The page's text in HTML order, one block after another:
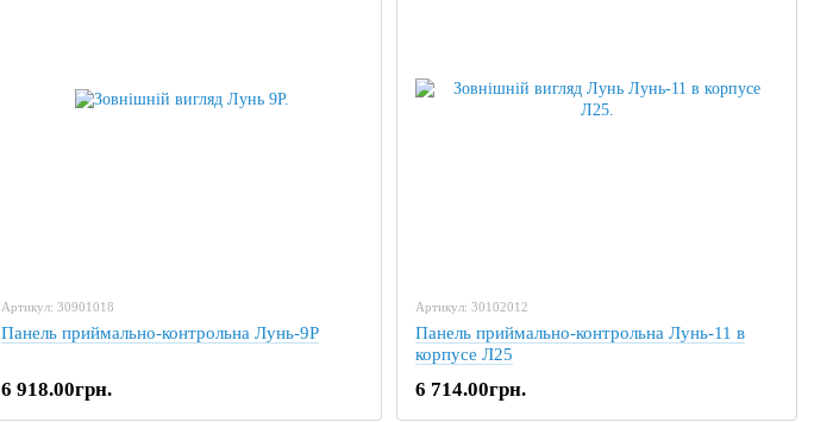
Артикул: 30901018
Панель приймально-контрольна Лунь-9P
6 918.00грн.
Артикул: 30102012
Панель приймально-контрольна Лунь-11 в
корпусе Л25
6 714.00грн.